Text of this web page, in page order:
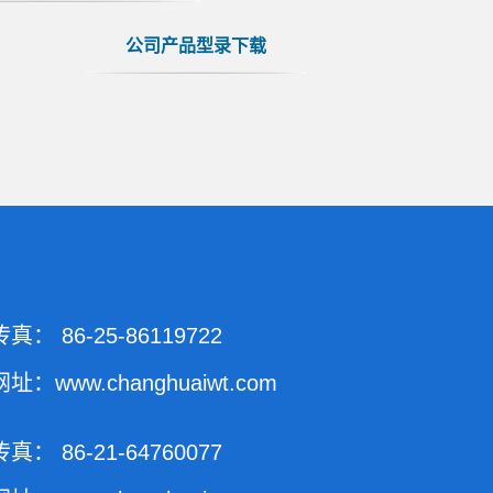
公司产品型录下载
真： 86-25-86119722
址：www.changhuaiwt.com
真： 86-21-64760077